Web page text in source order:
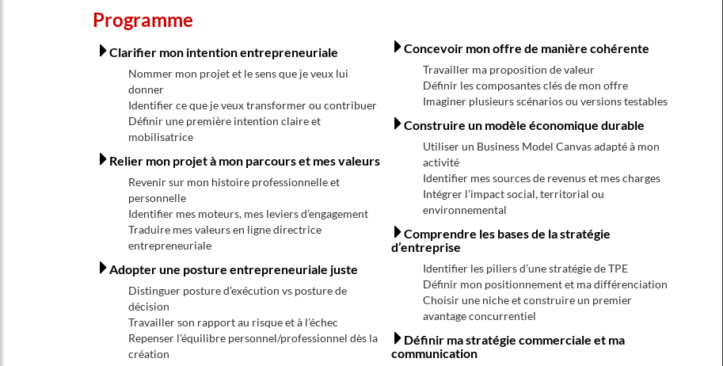
Programme
Clarifier mon intention entrepreneuriale
Nommer mon projet et le sens que je veux lui
donner
Identifier ce que je veux transformer ou contribuer
Définir une première intention claire et
mobilisatrice
Relier mon projet à mon parcours et mes valeurs
Revenir sur mon histoire professionnelle et
personnelle
Identifier mes moteurs, mes leviers d’engagement
Traduire mes valeurs en ligne directrice
entrepreneuriale
Adopter une posture entrepreneuriale juste
Distinguer posture d’exécution vs posture de
décision
Travailler son rapport au risque et à l’échec
Repenser l’équilibre personnel/professionnel dès la
création
Concevoir mon offre de manière cohérente
Travailler ma proposition de valeur
Définir les composantes clés de mon offre
Imaginer plusieurs scénarios ou versions testables
Construire un modèle économique durable
Utiliser un Business Model Canvas adapté à mon
activité
Identifier mes sources de revenus et mes charges
Intégrer l’impact social, territorial ou
environnemental
Comprendre les bases de la stratégie
d’entreprise
Identifier les piliers d’une stratégie de TPE
Définir mon positionnement et ma différenciation
Choisir une niche et construire un premier
avantage concurrentiel
Définir ma stratégie commerciale et ma
communication